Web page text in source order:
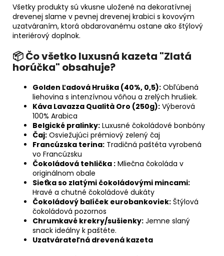
Všetky produkty sú vkusne uložené na dekoratívnej
drevenej slame v pevnej drevenej krabici s kovovým
uzatváraním, ktorá obdarovanému ostane ako štýlový
interiérový doplnok.
📦 Čo všetko luxusná kazeta "Zlatá
horúčka" obsahuje?
Golden Ľadová Hruška (40%, 0,5): Obľúbená
liehovina s intenzívnou vôňou a zrelých hrušiek.
Káva Lavazza Qualità Oro (250g): Výberová
100% Arabica
Belgické pralinky: Luxusné čokoládové bonbóny
Čaj: Osviežujúci prémiový zelený čaj
Francúzska terina: Tradičná paštéta vyrobená
vo Francúzsku
Čokoládová tehlička : Mliečna čokoláda v
originálnom obale
Sieťka so zlatými čokoládovými mincami:
Hravé a chutné čokoládové dukáty
Čokoládový balíček eurobankoviek: Štýlová
čokoládová pozornos
Chrumkavé krekry/sušienky: Jemne slaný
snack ideálny k paštéte.
Uzatvárateľná drevená kazeta